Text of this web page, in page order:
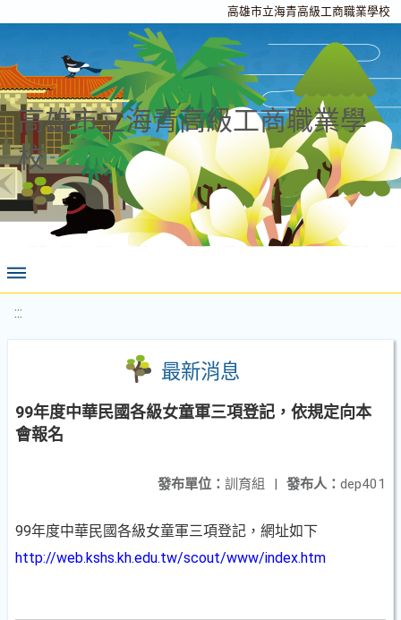
高雄市立海青高級工商職業學校
高雄市立海青高級工商職業學
校
:::
最新消息
99年度中華民國各級女童軍三項登記，依規定向本
會報名
發布人： dep401
發布單位： 訓育組 |
99年度中華民國各級女童軍三項登記，網址如下
http://web.kshs.kh.edu.tw/scout/www/index.htm